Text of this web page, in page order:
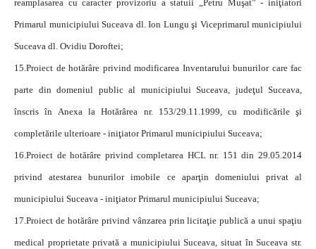
reamplasarea cu caracter provizoriu a statuii „Petru Muşat” - iniţiatori
Primarul municipiului Suceava dl. Ion Lungu şi Viceprimarul municipiului
Suceava dl. Ovidiu Doroftei;
15.Proiect de hotărâre privind modificarea Inventarului bunurilor care fac
parte din domeniul public al municipiului Suceava, judeţul Suceava,
înscris în Anexa la Hotărârea nr. 153/29.11.1999, cu modificările şi
completările ulterioare - iniţiator Primarul municipiului Suceava;
16.Proiect de hotărâre privind completarea HCL nr. 151 din 29.05.2014
privind atestarea bunurilor imobile ce aparţin domeniului privat al
municipiului Suceava - iniţiator Primarul municipiului Suceava;
17.Proiect de hotărâre privind vânzarea prin licitaţie publică a unui spaţiu
medical proprietate privată a municipiului Suceava, situat în Suceava str.